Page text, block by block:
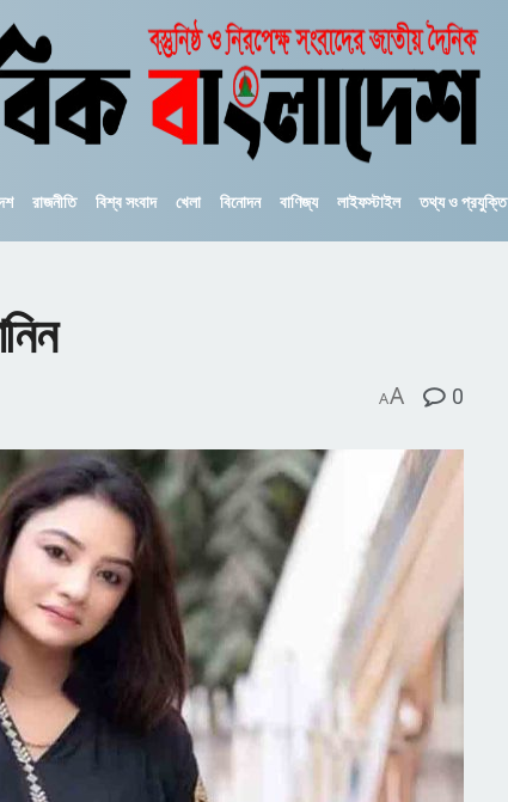
রাজনীতি বিশ্ব সংবাদ খেলা বিনোদন বাণিজ্য লাইফস্টাইল তথ্য ও প্রযুক্তি
AA 0